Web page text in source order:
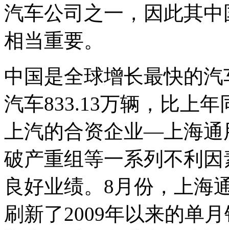
汽车公司之一，因此其
相当重要。
中国是全球增长最快的
汽车833.13万辆，比上
上汽的合资企业—上海
破产重组等一系列不利
良好业绩。8月份，上海
刷新了2009年以来的单